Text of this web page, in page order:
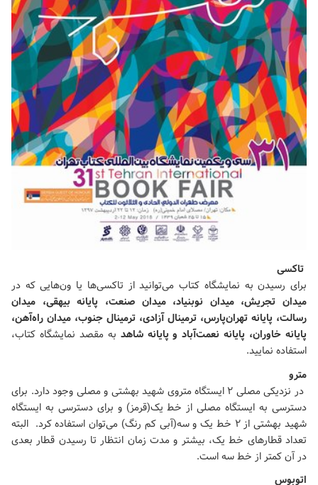
تاکسی
برای رسیدن به نمایشگاه کتاب می‌توانید از تاکسی‌ها یا ون‌هایی که در
میدان تجریش، میدان نوبنیاد، میدان صنعت، پایانه بیهقی، میدان
رسالت، پایانه تهران‌پارس، ترمینال آزادی، ترمینال جنوب، میدان راه‌آهن،
پایانه خاوران، پایانه نعمت‌آباد و پایانه شاهد به مقصد نمایشگاه کتاب،
استفاده نمایید.
مترو
در نزدیکی مصلی ۲ ایستگاه متروی شهید بهشتی و مصلی وجود دارد. برای
دسترسی به ایستگاه مصلی از خط یک(قرمز) و برای دسترسی به ایستگاه
شهید بهشتی از ۲ خط یک و سه(آبی کم رنگ) می‌توان استفاده کرد. البته
تعداد قطارهای خط یک، بیشتر و مدت زمان انتظار تا رسیدن قطار بعدی
در آن کمتر از خط سه است.
اتوبوس